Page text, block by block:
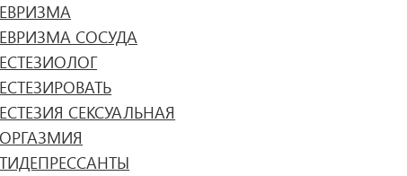
СОСУДА
СЕКСУАЛЬНАЯ